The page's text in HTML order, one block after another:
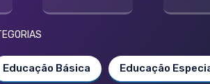
Educação Básica Educação